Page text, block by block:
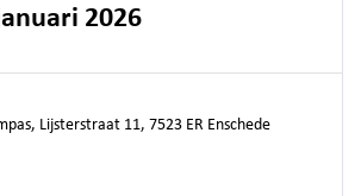
2026
Lijsterstraat 11, 7523 ER Enschede